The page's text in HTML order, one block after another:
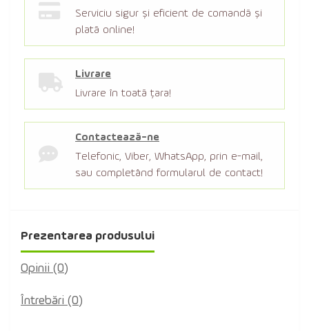
Serviciu sigur şi eficient de comandă şi
plată online!
Livrare
Livrare în toată țara!
Contactează-ne
Telefonic, Viber, WhatsApp, prin e-mail,
sau completând formularul de contact!
Prezentarea produsului
Opinii (0)
Întrebări (0)